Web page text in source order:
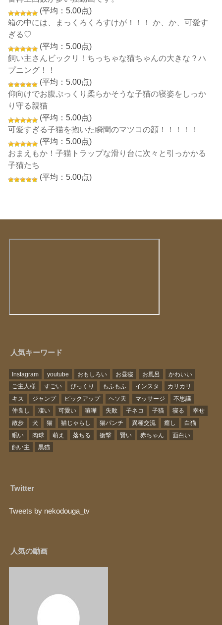
(平均：5.00点)
箱の中には、まっくろくろすけが！！！ か、か、可愛す
ぎる♡
(平均：5.00点)
飼い主さんビックリ！ちっちゃな猫ちゃんの大きな？ハ
プニング！！
(平均：5.00点)
仰向けでお腹ぷっくり柔らかそうな子猫の寝姿をしっか
り守る親猫
(平均：5.00点)
可愛すぎる子猫を抱いた瞬間のマツコの顔！！！！！
(平均：5.00点)
おまえもか！子猫トラップな滑り台に次々と引っかかる
子猫たち
(平均：5.00点)
人気キーワード
Instagram youtube おもしろい お昼寝 お風呂
かわいい
ご主人様
すごい びっくり もふもふ インスタ
カリカリ
キス
ジャンプ ピックアップ ヘソ天 マッサージ
不思議
仲良し
凄い 可愛い 喧嘩 失敗 子ネコ 子猫 寝る
幸せ
散歩
犬 猫 猫じゃらし 猫パンチ 異種交流 癒し
白猫
眠い
肉球 萌え 落ちる 衝撃 賢い 赤ちゃん
面白い
飼い主
黒猫
Twitter
Tweets by nekodouga_tv
人気の動画